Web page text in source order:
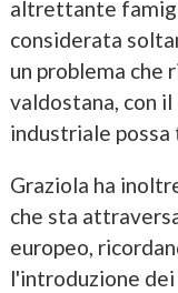
altrettante
considerata
un problema che
valdostana, con
industriale possa
Graziola ha
che sta
europeo,
l'introduzione dei